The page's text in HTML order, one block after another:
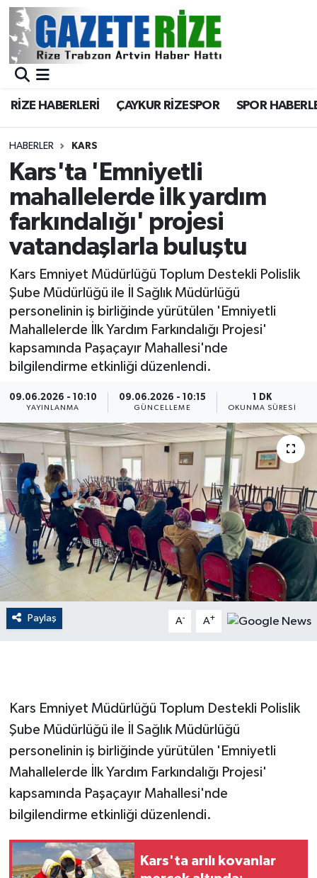
RİZE HABERLERİ ÇAYKUR RİZESPOR SPOR
HABERLER KARS
Kars'ta 'Emniyetli
mahallelerde ilk yardım
farkındalığı' projesi
vatandaşlarla buluştu
Kars Emniyet Müdürlüğü Toplum Destekli Polislik
Şube Müdürlüğü ile İl Sağlık Müdürlüğü
personelinin iş birliğinde yürütülen 'Emniyetli
Mahallelerde İlk Yardım Farkındalığı Projesi'
kapsamında Paşaçayır Mahallesi'nde
bilgilendirme etkinliği düzenlendi.
09.06.2026 - 10:10
YAYINLANMA
09.06.2026 - 10:15
GÜNCELLEME
1 DK
OKUNMA SÜRESI
Paylaş A- A+
Kars Emniyet Müdürlüğü Toplum Destekli Polislik
Şube Müdürlüğü ile İl Sağlık Müdürlüğü
personelinin iş birliğinde yürütülen 'Emniyetli
Mahallelerde İlk Yardım Farkındalığı Projesi'
kapsamında Paşaçayır Mahallesi'nde
bilgilendirme etkinliği düzenlendi.
Kars'ta arılı kovanlar
BÖLGEMİZ
Asayiş
Rize Jandarma Komutanlığı
Bilim Teknoloji
Advertising news
Canlı Maç
ÇEVRE
EĞİTİM
EKONOMİ
English News
Finans
Flaş Haber
Gayrimenkul
GÜNDEM
HABERDE İNSAN
İNSAN
İş Dünyası
Merkez Nöbetçi Eczaneler
Merkez Trafik Yoğunluk Haritası
Süper Lig Puan Durumu ve Fikstür
Tüm Manşetler
Son Dakika Haberleri
Haber Arşivi